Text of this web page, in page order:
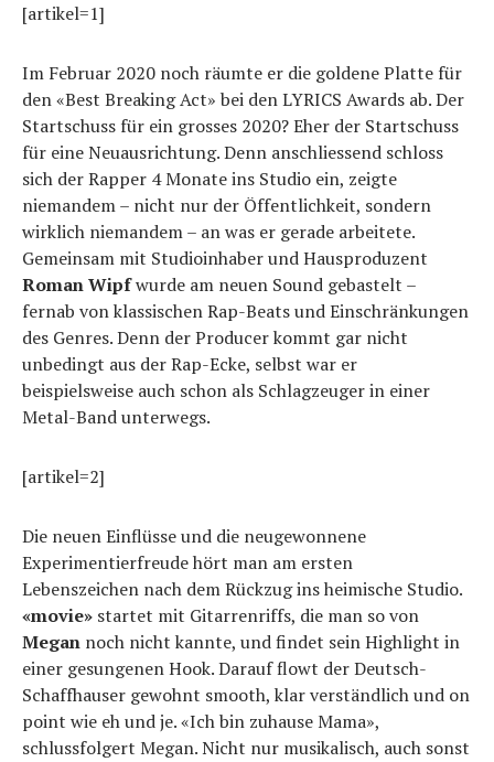
[artikel=1]
Im Februar 2020 noch räumte er die goldene Platte für
den «Best Breaking Act» bei den LYRICS Awards ab. Der
Startschuss für ein grosses 2020? Eher der Startschuss
für eine Neuausrichtung. Denn anschliessend schloss
sich der Rapper 4 Monate ins Studio ein, zeigte
niemandem – nicht nur der Öffentlichkeit, sondern
wirklich niemandem – an was er gerade arbeitete.
Gemeinsam mit Studioinhaber und Hausproduzent
Roman Wipfwurde am neuen Sound gebastelt –
fernab von klassischen Rap-Beats und Einschränkungen
des Genres. Denn der Producer kommt gar nicht
unbedingt aus der Rap-Ecke, selbst war er
beispielsweise auch schon als Schlagzeuger in einer
Metal-Band unterwegs.
[artikel=2]
Die neuen Einflüsse und die neugewonnene
Experimentierfreude hört man am ersten
Lebenszeichen nach dem Rückzug ins heimische Studio.
«movie» startet mit Gitarrenriffs, die man so von
Megan noch nicht kannte, und findet sein Highlight in
einer gesungenen Hook. Darauf flowt der Deutsch-
Schaffhauser gewohnt smooth, klar verständlich und on
point wie eh und je. «Ich bin zuhause Mama»,
schlussfolgert Megan. Nicht nur musikalisch, auch sonst